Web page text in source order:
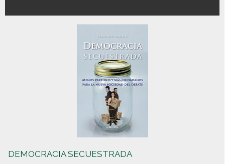
DEMOCRACIA SECUESTRADA